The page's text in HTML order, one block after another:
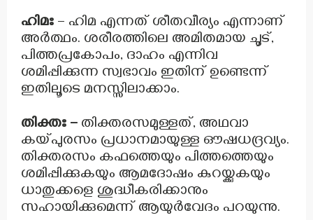
ഹിമഃ – ഹിമ എന്നത് ശീതവീര്യം എന്നാണ്
അർത്ഥം. ശരീരത്തിലെ അമിതമായ ചൂട്,
പിത്തപ്രകോപം, ദാഹം എന്നിവ
ശമിപ്പിക്കുന്ന സ്വഭാവം ഇതിന് ഉണ്ടെന്ന്
ഇതിലൂടെ മനസ്സിലാക്കാം.
തിക്തഃ – തിക്തരസമുള്ളത്, അഥവാ
കയ്പുരസം പ്രധാനമായുള്ള ഔഷധദ്രവ്യം.
തിക്തരസം കഫത്തെയും പിത്തത്തെയും
ശമിപ്പിക്കുകയും ആമദോഷം കുറയ്ക്കുകയും
ധാതുക്കളെ ശുദ്ധീകരിക്കാനും
സഹായിക്കുമെന്ന് ആയുർവേദം പറയുന്നു.